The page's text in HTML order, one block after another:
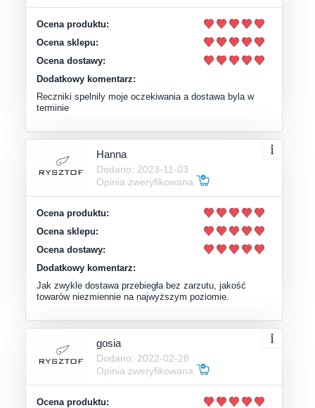
Ocena produktu:
Ocena sklepu:
Ocena dostawy:
Dodatkowy komentarz:
Reczniki spelnily moje oczekiwania a dostawa byla w
terminie
Hanna
Dodano: 2023-11-03
Opinia zweryfikowana
Ocena produktu:
Ocena sklepu:
Ocena dostawy:
Dodatkowy komentarz:
Jak zwykle dostawa przebiegła bez zarzutu, jakość
towarów niezmiennie na najwyższym poziomie.
gosia
Dodano: 2022-02-28
Opinia zweryfikowana
Ocena produktu: